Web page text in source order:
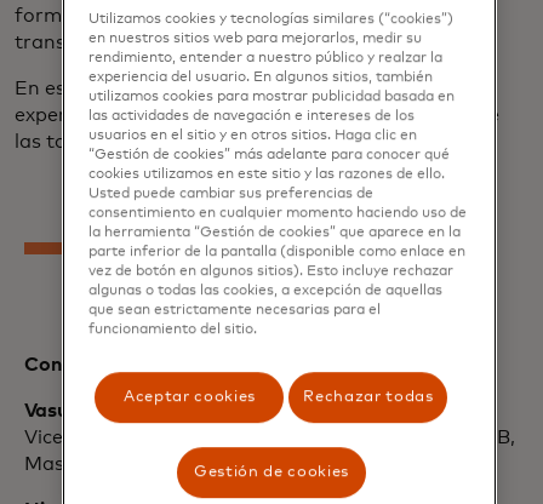
forma en que las compañías manejan las
transacciones financieras.
En este webinar, diseñado para principiantes y
expertos en pagos, aprenderás los fundamentos de
las tarjetas virtuales y cómo usarlas en tu negocio.
Conoce a nuestros ponentes
Vasudha Ramachandran
Vicepresidente sénior, producto y diseño digital B2B,
Mastercard
Utilizamos cookies y tecnologías similares (“cookies”)
en nuestros sitios web para mejorarlos, medir su
rendimiento, entender a nuestro público y realzar la
experiencia del usuario. En algunos sitios, también
utilizamos cookies para mostrar publicidad basada en
las actividades de navegación e intereses de los
usuarios en el sitio y en otros sitios. Haga clic en
“Gestión de cookies” más adelante para conocer qué
cookies utilizamos en este sitio y las razones de ello.
Usted puede cambiar sus preferencias de
consentimiento en cualquier momento haciendo uso de
la herramienta “Gestión de cookies” que aparece en la
parte inferior de la pantalla (disponible como enlace en
vez de botón en algunos sitios). Esto incluye rechazar
algunas o todas las cookies, a excepción de aquellas
que sean estrictamente necesarias para el
funcionamiento del sitio.
Aceptar cookies Rechazar todas
Gestión de cookies